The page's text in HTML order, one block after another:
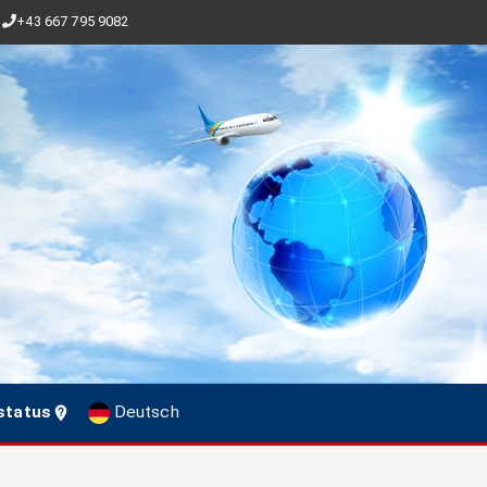
+43 667 795 9082
Deutsch